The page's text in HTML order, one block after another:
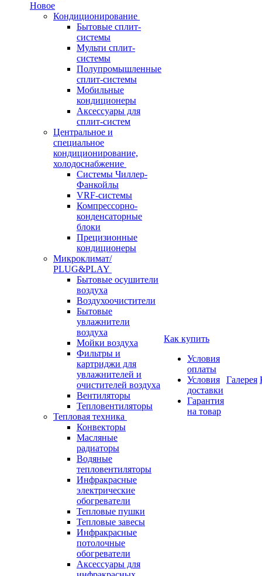
Новое
Кондиционирование
Бытовые сплит-
системы
Мульти сплит-
системы
Полупромышленные
сплит-системы
Мобильные
кондиционеры
Аксессуары для
сплит-систем
Центральное и
специальное
кондиционирование,
холодоснабжение
Системы Чиллер-
Фанкойлы
VRF-системы
Компрессорно-
конденсаторные
блоки
Прецизионные
кондиционеры
Микроклимат/
PLUG&PLAY
Бытовые осушители
воздуха
Воздухоочистители
Бытовые
увлажнители
воздуха
Мойки воздуха
Фильтры и
картриджи для
увлажнителей и
очистителей воздуха
Вентиляторы
Тепловентиляторы
Тепловая техника
Конвекторы
Масляные
радиаторы
Водяные
тепловентиляторы
Инфракрасные
электрические
обогреватели
Тепловые пушки
Тепловые завесы
Инфракрасные
потолочные
обогреватели
Аксессуары для
Как купить
Условия
оплаты
Условия
доставки
Гарантия
на товар
Галерея